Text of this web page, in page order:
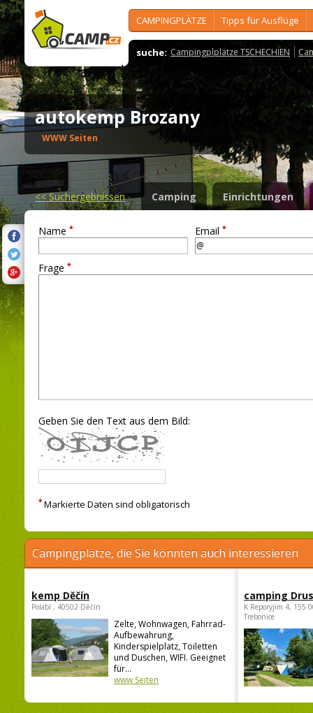
CAMPINGPLÄTZE Tipps für Ausflüge
suche: Campingplplätze TSCHECHIEN
autokemp Brozany
WWW Seiten
<<Suchergebnissen Camping Einrichtungen
Name * Email *
Frage *
Geben Sie den Text aus dem Bild:
* Markierte Daten sind obligatorisch
Campingplätze, die Sie könnten auch interessieren
kemp Děčín
Polabí , 40502 Děčín
Zelte, Wohnwagen, Fahrrad-
Aufbewahrung,
Kinderspielplatz, Toiletten
und Duschen, WIFI. Geeignet
für...
www Seiten
camping
K Reporyjim 4, 155
Trebonice